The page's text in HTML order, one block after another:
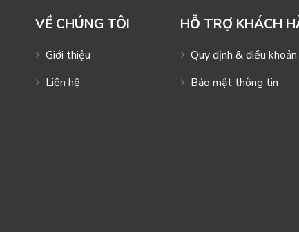
VỀ CHÚNG TÔI
Giới thiệu
Liên hệ
HỖ TRỢ KHÁCH
Quy định & điều
Bảo mật thông tin